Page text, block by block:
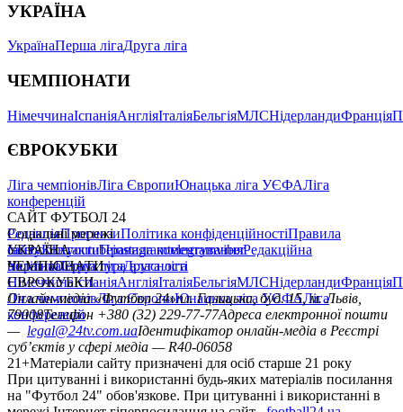
УКРАЇНА
УкраїнаПерша лігаДруга ліга
ЧЕМПІОНАТИ
НімеччинаІспаніяАнгліяІталіяБельгіяМЛСНідерландиФранція
ЄВРОКУБКИ
Ліга чемпіонівЛіга ЄвропиЮнацька ліга УЄФАЛіга
конференцій
САЙТ ФУТБОЛ 24
РедакціяПрогнозиПолітика конфіденційностіПравила
сайтуКонтактиПравила коментуванняРедакційна
політикаСтруктура власності
Соціальні мережі
facebookxyoutubeinstagramtelegramviber
УКРАЇНА
УкраїнаПерша лігаДруга ліга
ЧЕМПІОНАТИ
НімеччинаІспаніяАнгліяІталіяБельгіяМЛСНідерландиФранція
ЄВРОКУБКИ
Ліга чемпіонівЛіга ЄвропиЮнацька ліга УЄФАЛіга
конференцій
Онлайн-медіа «Футбол 24»пл. Галицька, буд. 15, м. Львів,
79008Телефон +380 (32) 229-77-77Адреса електронної пошти
— legal@24tv.com.uaІдентифікатор онлайн-медіа в Реєстрі
суб’єктів у сфері медіа — R40-06058
21+Матеріали сайту призначені для осіб старше 21 року
При цитуванні і використанні будь-яких матеріалів посилання
на "Футбол 24" обов'язкове. При цитуванні і використанні в